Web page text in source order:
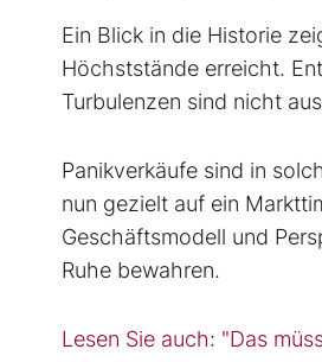
Ein Blick in die Historie
Höchststände erreicht.
Turbulenzen sind nicht
Panikverkäufe sind in
nun gezielt auf ein
Geschäftsmodell und
Ruhe bewahren.
Lesen Sie auch: "Das